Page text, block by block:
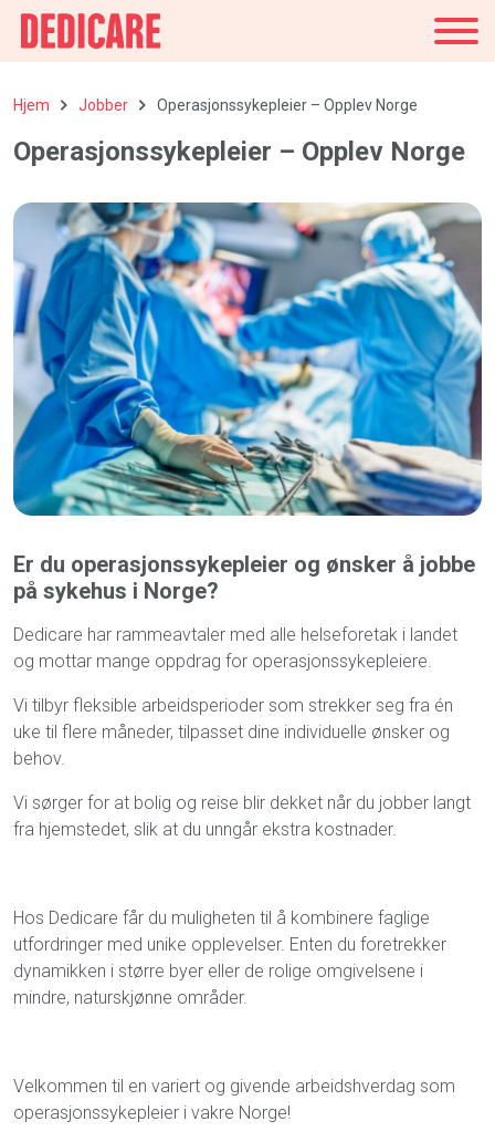
Hjem Jobber Operasjonssykepleier – Opplev Norge
Operasjonssykepleier – Opplev Norge
Er du operasjonssykepleier og ønsker å jobbe
på sykehus i Norge?
Dedicare har rammeavtaler med alle helseforetak i landet
og mottar mange oppdrag for operasjonssykepleiere.
Vi tilbyr fleksible arbeidsperioder som strekker seg fra én
uke til flere måneder, tilpasset dine individuelle ønsker og
behov.
Vi sørger for at bolig og reise blir dekket når du jobber langt
fra hjemstedet, slik at du unngår ekstra kostnader.
Hos Dedicare får du muligheten til å kombinere faglige
utfordringer med unike opplevelser. Enten du foretrekker
dynamikken i større byer eller de rolige omgivelsene i
mindre, naturskjønne områder.
Velkommen til en variert og givende arbeidshverdag som
operasjonssykepleier i vakre Norge!